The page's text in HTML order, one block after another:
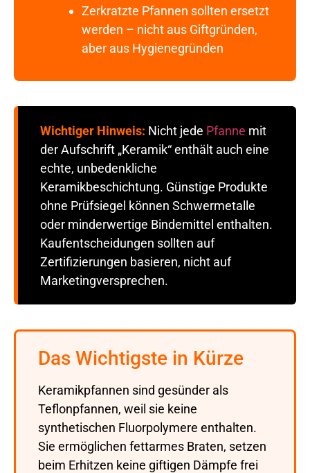
Zerkratzte Pfannen sollten ersetzt
werden – nicht aus Giftgründen,
aber aus Hygienegründen
Wichtiger Hinweis: Nicht jede Pfanne mit
der Aufschrift „Keramik“ enthält auch eine
echte, unbedenkliche
Keramikbeschichtung. Günstige Produkte
ohne Prüfsiegel können Schwermetalle
oder minderwertige Bindemittel enthalten.
Kaufentscheidungen sollten auf
Zertifizierungen basieren, nicht auf
Marketingversprechen.
Das Wichtigste in Kürze
Keramikpfannen sind gesünder als
Teflonpfannen, weil sie keine
synthetischen Fluorpolymere enthalten.
Sie ermöglichen fettarmes Braten, setzen
beim Erhitzen keine giftigen Dämpfe frei